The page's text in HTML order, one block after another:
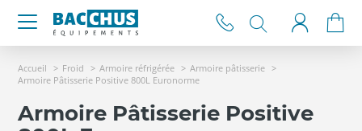
Accueil Froid Armoire réfrigérée
Armoire pâtisserie
Armoire Pâtisserie Positive 800L Euronorme
Armoire Pâtisserie Positive